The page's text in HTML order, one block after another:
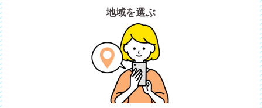
地域を選ぶ